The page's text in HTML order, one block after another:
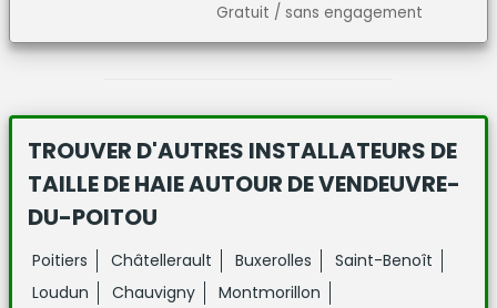
Gratuit / sans engagement
TROUVER D'AUTRES INSTALLATEURS DE
TAILLE DE HAIEAUTOUR DE VENDEUVRE-
DU-POITOU
Poitiers Châtellerault Buxerolles
Saint-Benoît
Loudun
Chauvigny
Montmorillon